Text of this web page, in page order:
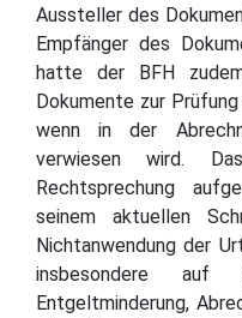
Aussteller des
Empfänger des
hatte der BFH
Dokumente zur
wenn in der
verwiesen wird.
Rechtsprechung
seinem aktuellen
Nichtanwendung der
insbesondere auf
Entgeltminderung,